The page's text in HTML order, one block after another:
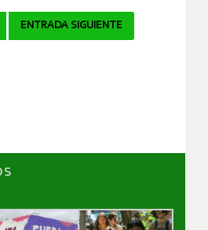
ENTRADA SIGUIENTE